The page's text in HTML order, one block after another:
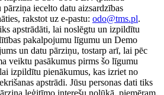
pārziņa iecelto datu aizsardzības
rakstot uz e-pastu: odo@tms.pl.
apstrādāti, lai noslēgtu un izpildītu
pakalpojumu līgumu un Demo
un datu pārziņu, tostarp arī, lai pēc
veiktu pasākumus pirms šo līgumu
izpildītu pienākumus, kas izriet no
apstrādi. Jūsu personas dati tiks
leģitīmo interešu nolūkā, piemēram,